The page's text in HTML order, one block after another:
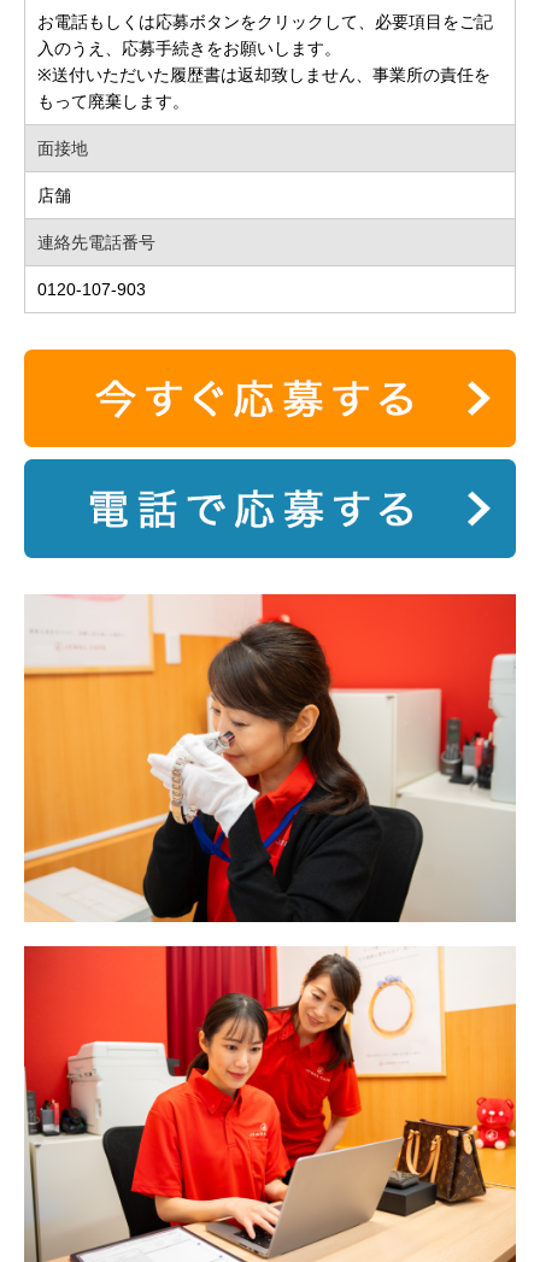
お電話もしくは応募ボタンをクリックして、必要項目をご記
入のうえ、応募手続きをお願いします。
※送付いただいた履歴書は返却致しません、事業所の責任を
もって廃棄します。
面接地
店舗
連絡先電話番号
0120-107-903